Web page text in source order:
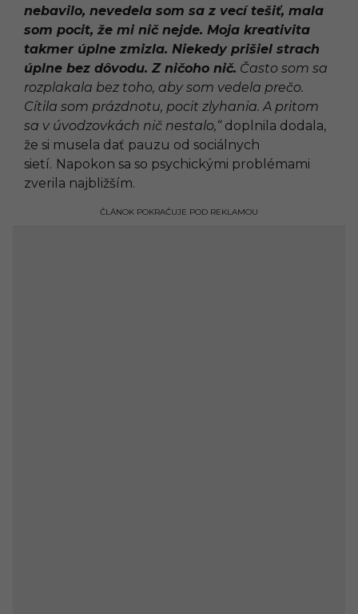
nebavilo, nevedela som sa z vecí tešiť, mala
som pocit, že mi nič nejde. Moja kreativita
takmer úplne zmizla. Niekedy prišiel strach
úplne bez dôvodu. Z ničoho nič. Často som sa
rozplakala bez toho, aby som vedela prečo.
Cítila som prázdnotu, pocit zlyhania. A pritom
sa v úvodzovkách nič nestalo,“doplnila dodala,
že si musela dať pauzu od sociálnych
sietí. Napokon sa so psychickými problémami
zverila najbližším.
ČLÁNOK POKRAČUJE POD REKLAMOU